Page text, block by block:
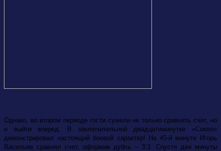
Однако, во втором периоде гости сумели не только сравнять счет, но
и выйти вперед. В заключительной двадцатиминутке «Сокол»
демонстрировал настоящий боевой характер! На 45-й минуте Игорь
Васильев сравнял счет, оформив дубль – 3:3. Спустя две минуты